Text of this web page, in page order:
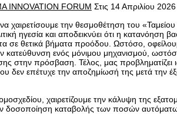
INNOVATION FORUM Στις 14 Απριλίου
χαιρετίσουμε την θεσμοθέτηση του
ηγεσία και αποδεικνύει ότι η
σε θετικά βήματα προόδου. Ωστόσο,
ενός μόνιμου μηχανισμού,
στην πρόσβαση. Τέλος, μας προβληματίζει
δεν επέτυχε την αποζημίωσή της μετά την
χαιρετίζουμε την κάλυψη της
δοσοποίηση καταβολής των ποσών